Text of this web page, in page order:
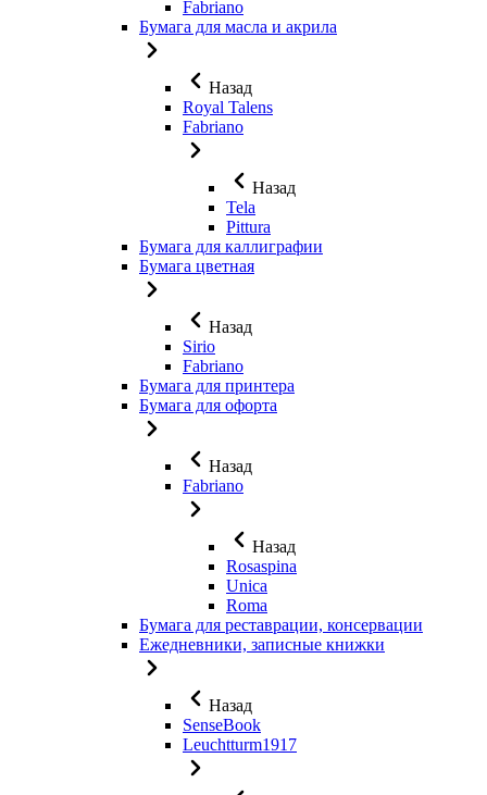
Fabriano
Бумага для масла и акрила
Назад
Royal Talens
Fabriano
Назад
Tela
Pittura
Бумага для каллиграфии
Бумага цветная
Назад
Sirio
Fabriano
Бумага для принтера
Бумага для офорта
Назад
Fabriano
Назад
Rosaspina
Unica
Roma
Бумага для реставрации, консервации
Ежедневники, записные книжки
Назад
SenseBook
Leuchtturm1917